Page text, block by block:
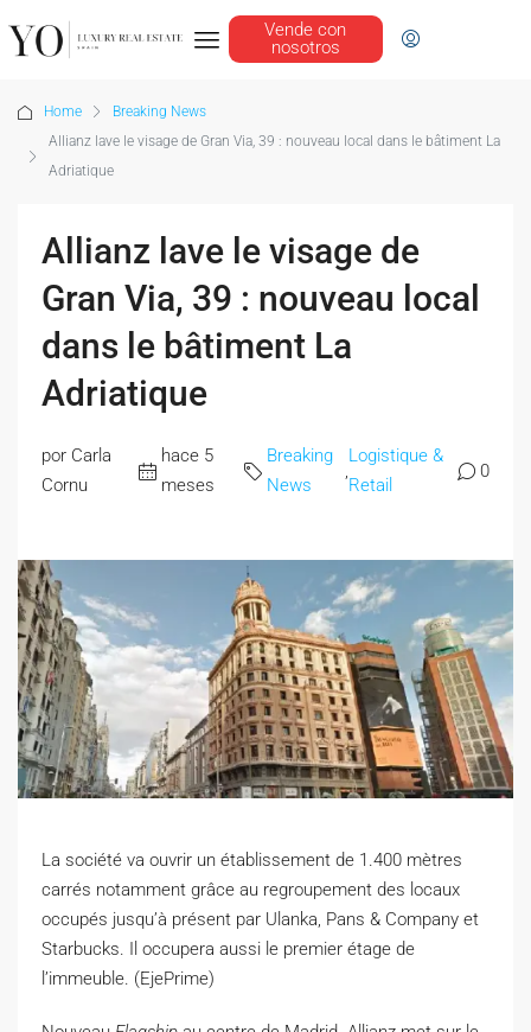
Vende con
nosotros
Home
Breaking News
Allianz lave le visage de Gran Via, 39 : nouveau local dans le bâtiment La
Adriatique
Allianz lave le visage de
Gran Via, 39 : nouveau local
dans le bâtiment La
Adriatique
por Carla
Cornu
hace 5
meses
Breaking
News
Logistique &
Retail
0
La société va ouvrir un établissement de 1.400 mètres
carrés notamment grâce au regroupement des locaux
occupés jusqu’à présent par Ulanka, Pans & Company et
Starbucks. Il occupera aussi le premier étage de
l’immeuble. (EjePrime)